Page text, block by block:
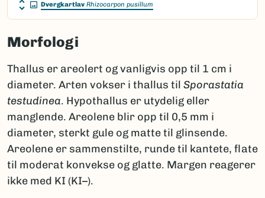
Dvergkartlav Rhizocarpon pusillum
Morfologi
Thallus er areolert og vanligvis opp til 1 cm i
diameter. Arten vokser i thallus til Sporastatia
testudinea. Hypothallus er utydelig eller
manglende. Areolene blir opp til 0,5 mm i
diameter, sterkt gule og matte til glinsende.
Areolene er sammenstilte, runde til kantete, flate
til moderat konvekse og glatte. Margen reagerer
ikke med KI (KI–).